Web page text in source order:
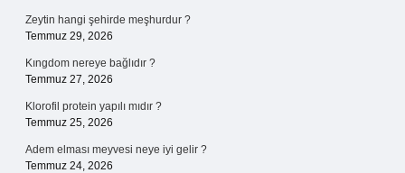
Zeytin hangi şehirde meşhurdur ?
Temmuz 29, 2026
Kıngdom nereye bağlıdır ?
Temmuz 27, 2026
Klorofil protein yapılı mıdır ?
Temmuz 25, 2026
Adem elması meyvesi neye iyi gelir ?
Temmuz 24, 2026